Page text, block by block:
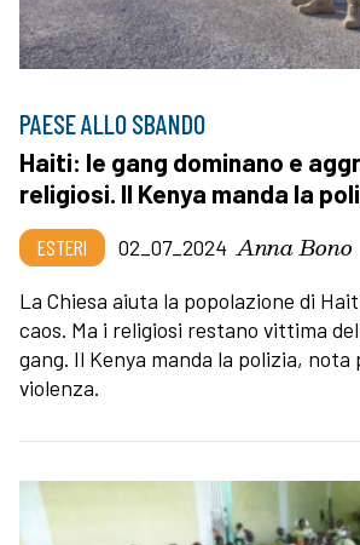
PAESE ALLO SBANDO
Haiti: le gang dominano e
religiosi. Il Kenya manda la
ESTERI 02_07_2024 Anna Bono
La Chiesa aiuta la popolazione di
caos. Ma i religiosi restano vittima
gang. Il Kenya manda la polizia, nota
violenza.